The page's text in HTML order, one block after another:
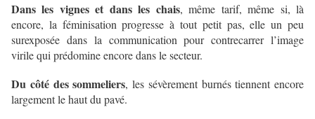
Dans les vignes et dans les chais, même tarif, même si, là
encore, la féminisation progresse à tout petit pas, elle un peu
surexposée dans la communication pour contrecarrer l’image
virile qui prédomine encore dans le secteur.
Du côté des sommeliers, les sévèrement burnés tiennent encore
largement le haut du pavé.